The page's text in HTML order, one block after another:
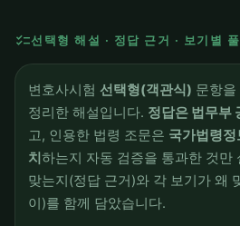
checklist선택형 해설 · 정답 근거 · 보기별 풀
변호사시험 선택형(객관식) 문항을
정리한 해설입니다. 정답은 법무부
고, 인용한 법령 조문은 국가법령
치하는지 자동 검증을 통과한 것만
맞는지(정답 근거)와 각 보기가 왜
이)를 함께 담았습니다.